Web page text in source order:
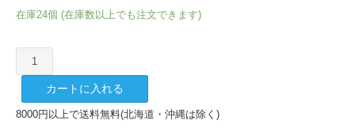
在庫24個 (在庫数以上でも注文できます)
姫
吟
カートに入れる
8000円以上で送料無料(北海道・沖縄は除く)